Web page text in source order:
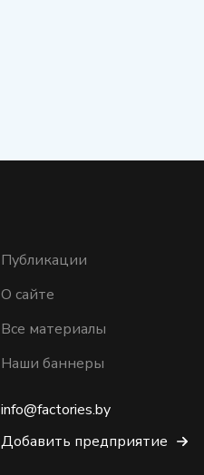
Публикации
О сайте
Все материалы
Наши баннеры
info@factories.by
Добавить предприятие